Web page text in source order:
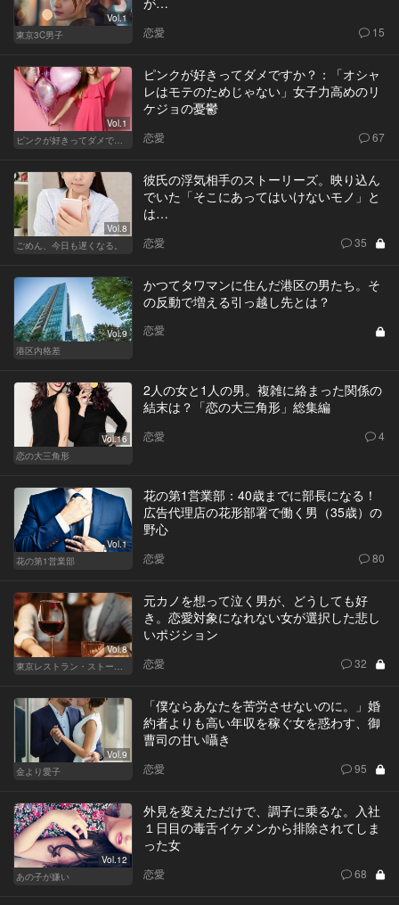
Vol.1
東京3C男子
恋愛 15
Vol.1
ピンクが好きってダメですか？：「オシャ
レはモテのためじゃない」女子力高めのリ
ケジョの憂鬱
恋愛 67
Vol.8
ごめん、今日も遅くなる。
彼氏の浮気相手のストーリーズ。映り込ん
でいた「そこにあってはいけないモノ」と
は…
恋愛 35
Vol.9
港区内格差
かつてタワマンに住んだ港区の男たち。そ
の反動で増える引っ越し先とは？
恋愛
Vol.16
恋の大三角形
2人の女と1人の男。複雑に絡まった関係の
結末は？「恋の大三角形」総集編
恋愛 4
Vol.1
花の第1営業部
花の第1営業部：40歳までに部長になる！
広告代理店の花形部署で働く男（35歳）の
野心
恋愛 80
Vol.8
元カノを想って泣く男が、どうしても好
き。恋愛対象になれない女が選択した悲し
いポジション
恋愛 32
Vol.9
金より愛子
「僕ならあなたを苦労させないのに。」婚
約者よりも高い年収を稼ぐ女を惑わす、御
曹司の甘い囁き
恋愛 95
Vol.12
あの子が嫌い
外見を変えただけで、調子に乗るな。入社
１日目の毒舌イケメンから排除されてしま
った女
恋愛 68